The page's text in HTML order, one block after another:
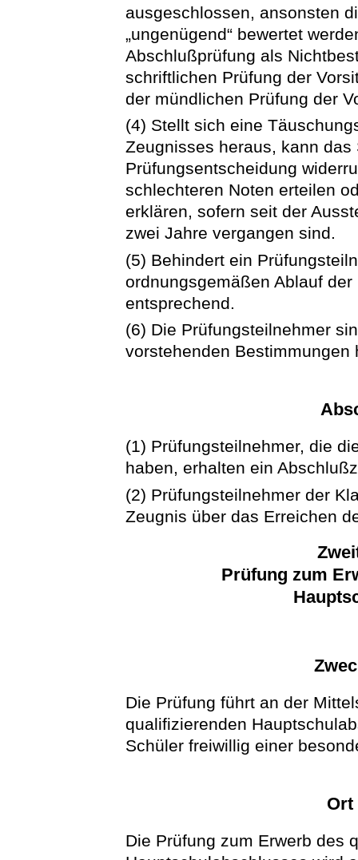
ausgeschlossen, ansonsten
„ungenügend“ bewertet
Abschlußprüfung als
schriftlichen Prüfung der
der mündlichen Prüfung der
(4) Stellt sich eine
Zeugnisses heraus, kann
Prüfungsentscheidung
schlechteren Noten erteilen
erklären, sofern seit der
zwei Jahre vergangen sind.
(5) Behindert ein
ordnungsgemäßen Ablauf
entsprechend.
(6) Die Prüfungsteilnehmer
vorstehenden Bestimmungen
(1) Prüfungsteilnehmer, die
haben, erhalten ein
(2) Prüfungsteilnehmer der
Zeugnis über das Erreichen
Prüfung zum
Die Prüfung führt an der
qualifizierenden
Schüler freiwillig einer
Ort
Die Prüfung zum Erwerb des